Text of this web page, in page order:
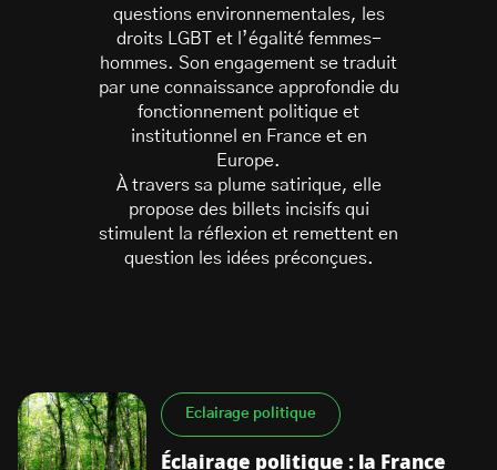
questions environnementales, les
droits LGBT et l’égalité femmes-
hommes. Son engagement se traduit
par une connaissance approfondie du
fonctionnement politique et
institutionnel en France et en
Europe.
À travers sa plume satirique, elle
propose des billets incisifs qui
stimulent la réflexion et remettent en
question les idées préconçues.
Eclairage politique
Éclairage politique : la France
S’abonner à la newsletter